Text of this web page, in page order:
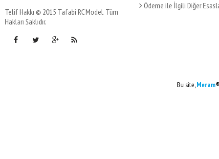
Telif Hakkı © 2015 Tafabi RC Model. Tüm
Hakları Saklıdır.
Ödeme ile İlgili Diğer
Bu site,Meram